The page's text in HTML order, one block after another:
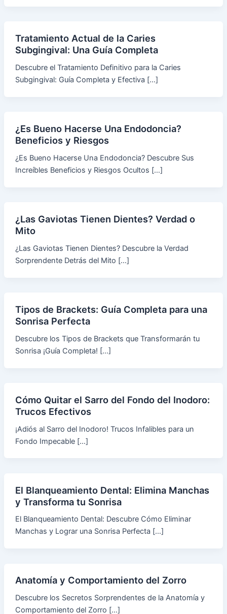
Tratamiento Actual de la Caries
Subgingival: Una Guía Completa
Descubre el Tratamiento Definitivo para la Caries
Subgingival: Guía Completa y Efectiva […]
¿Es Bueno Hacerse Una Endodoncia?
Beneficios y Riesgos
¿Es Bueno Hacerse Una Endodoncia? Descubre Sus
Increíbles Beneficios y Riesgos Ocultos […]
¿Las Gaviotas Tienen Dientes? Verdad o
Mito
¿Las Gaviotas Tienen Dientes? Descubre la Verdad
Sorprendente Detrás del Mito […]
Tipos de Brackets: Guía Completa para una
Sonrisa Perfecta
Descubre los Tipos de Brackets que Transformarán tu
Sonrisa ¡Guía Completa! […]
Cómo Quitar el Sarro del Fondo del Inodoro:
Trucos Efectivos
¡Adiós al Sarro del Inodoro! Trucos Infalibles para un
Fondo Impecable […]
El Blanqueamiento Dental: Elimina Manchas
y Transforma tu Sonrisa
El Blanqueamiento Dental: Descubre Cómo Eliminar
Manchas y Lograr una Sonrisa Perfecta […]
Anatomía y Comportamiento del Zorro
Descubre los Secretos Sorprendentes de la Anatomía y
Comportamiento del Zorro […]